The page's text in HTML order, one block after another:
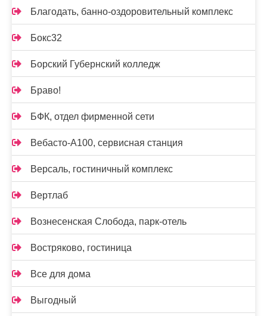
Благодать, банно-оздоровительный комплекс
Бокс32
Борский Губернский колледж
Браво!
БФК, отдел фирменной сети
Вебасто-А100, сервисная станция
Версаль, гостиничный комплекс
Вертлаб
Вознесенская Слобода, парк-отель
Востряково, гостиница
Все для дома
Выгодный